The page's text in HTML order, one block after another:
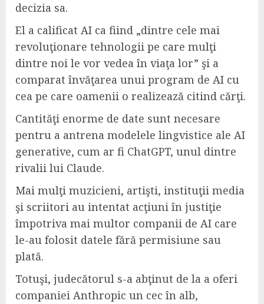
decizia sa.
El a calificat AI ca fiind „dintre cele mai
revoluţionare tehnologii pe care mulţi
dintre noi le vor vedea în viaţa lor” şi a
comparat învăţarea unui program de AI cu
cea pe care oamenii o realizează citind cărţi.
Cantităţi enorme de date sunt necesare
pentru a antrena modelele lingvistice ale AI
generative, cum ar fi ChatGPT, unul dintre
rivalii lui Claude.
Mai mulţi muzicieni, artişti, instituţii media
şi scriitori au intentat acţiuni în justiţie
împotriva mai multor companii de AI care
le-au folosit datele fără permisiune sau
plată.
Totuşi, judecătorul s-a abţinut de la a oferi
companiei Anthropic un cec în alb,